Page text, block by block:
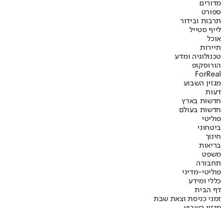
מדורים
ספורט
תרבות ובידור
לייף סטייל
אוכל
תיירות
טכנולוגיה ומדע
הורוסקופ
ForReal
מגזין השבוע
דעות
חדשות בארץ
חדשות בעולם
פוליטי
ביטחוני
חינוך
בריאות
משפט
תחבורה
פוליטי-מדיני
כללי ומידע
דף הבית
זמני כניסת וצאת שבת